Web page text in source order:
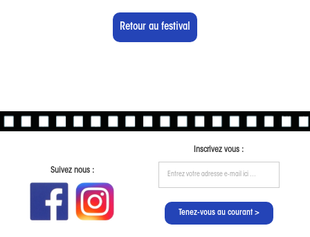
Retour au festival
Suivez nous :
Inscrivez vous :